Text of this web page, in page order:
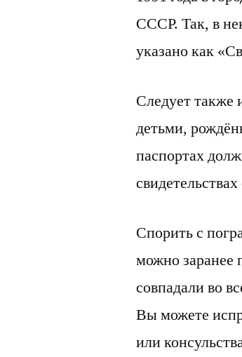
СССР. Так, в
указано как
Следует также
детьми,
паспортах
Спорить с
можно заранее
совпадали во
Вы можете
или